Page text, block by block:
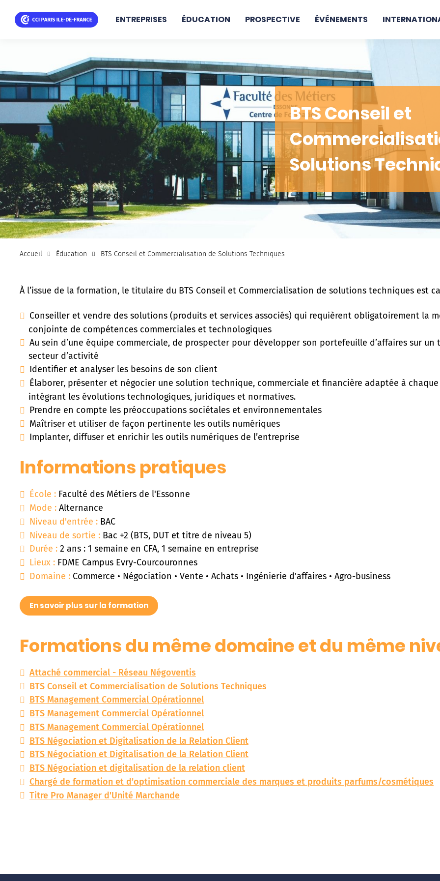
contenu
principal
ENTREPRISES ÉDUCATION PROSPECTIVE ÉVÉNEMENTS
BTS Conseil et
Solutions
Accueil Éducation BTS Conseil et Commercialisation de Solutions Techniques
À l’issue de la formation, le titulaire du BTS Conseil et Commercialisation de solutions techniques est
Conseiller et vendre des solutions (produits et services associés) qui requièrent obligatoirement la
conjointe de compétences commerciales et technologiques
Au sein d’une équipe commerciale, de prospecter pour développer son portefeuille d’affaires sur
secteur d’activité
Identifier et analyser les besoins de son client
Élaborer, présenter et négocier une solution technique, commerciale et financière adaptée à
intégrant les évolutions technologiques, juridiques et normatives.
Prendre en compte les préoccupations sociétales et environnementales
Maîtriser et utiliser de façon pertinente les outils numériques
Implanter, diffuser et enrichir les outils numériques de l’entreprise
Informations pratiques
École : Faculté des Métiers de l'Essonne
Mode : Alternance
Niveau d'entrée : BAC
Niveau de sortie : Bac +2 (BTS, DUT et titre de niveau 5)
Durée : 2 ans : 1 semaine en CFA, 1 semaine en entreprise
Lieux : FDME Campus Evry-Courcouronnes
Domaine : Commerce • Négociation • Vente • Achats • Ingénierie d'affaires • Agro-business
En savoir plus sur la formation
Formations du même domaine et du même
Attaché commercial - Réseau Négoventis
BTS Conseil et Commercialisation de Solutions Techniques
BTS Management Commercial Opérationnel
BTS Management Commercial Opérationnel
BTS Management Commercial Opérationnel
BTS Négociation et Digitalisation de la Relation Client
BTS Négociation et Digitalisation de la Relation Client
BTS Négociation et digitalisation de la relation client
Chargé de formation et d’optimisation commerciale des marques et produits parfums/cosmétiques
Titre Pro Manager d'Unité Marchande